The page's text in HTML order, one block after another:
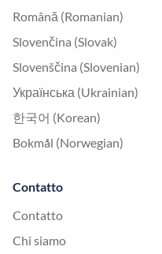
Română (Romanian)
Slovenčina (Slovak)
Slovenščina (Slovenian)
Українська (Ukrainian)
한국어 (Korean)
Bokmål (Norwegian)
Contatto
Contatto
Chi siamo